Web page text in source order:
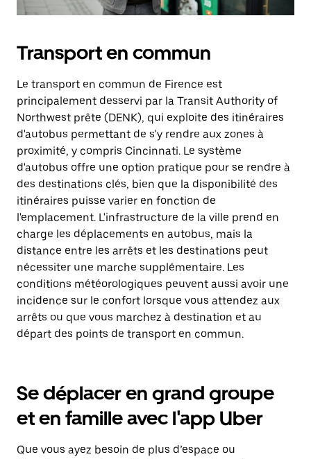
Transport en commun
Le transport en commun de Firence est
principalement desservi par la Transit Authority of
Northwest prête (DENK), qui exploite des itinéraires
d'autobus permettant de s'y rendre aux zones à
proximité, y compris Cincinnati. Le système
d'autobus offre une option pratique pour se rendre à
des destinations clés, bien que la disponibilité des
itinéraires puisse varier en fonction de
l'emplacement. L'infrastructure de la ville prend en
charge les déplacements en autobus, mais la
distance entre les arrêts et les destinations peut
nécessiter une marche supplémentaire. Les
conditions météorologiques peuvent aussi avoir une
incidence sur le confort lorsque vous attendez aux
arrêts ou que vous marchez à destination et au
départ des points de transport en commun.
Se déplacer en grand groupe
et en famille avec l'app Uber
Que vous ayez besoin de plus d’espace ou